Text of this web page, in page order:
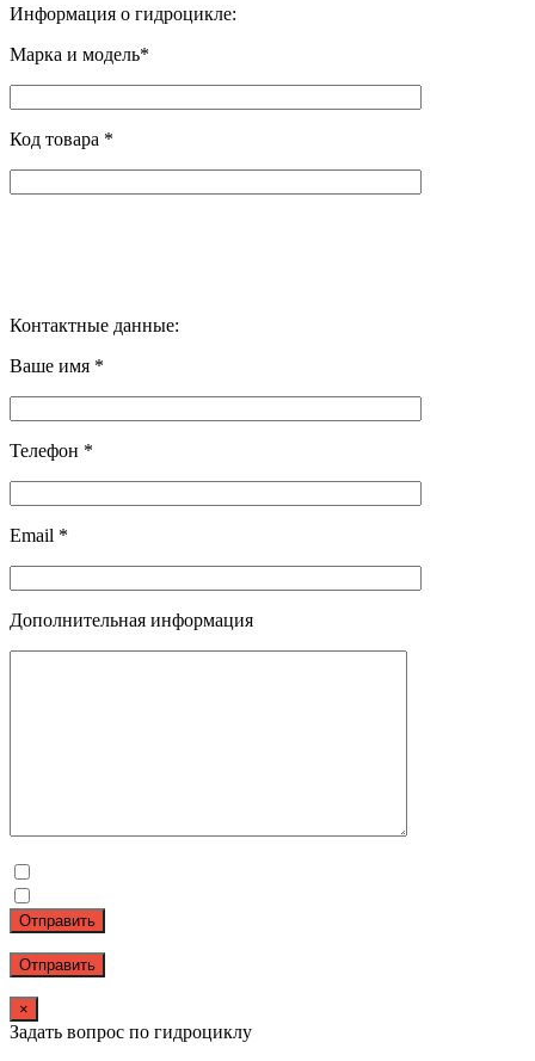
Информация о гидроцикле:
Марка и модель*
Код товара *
Контактные данные:
Ваше имя *
Телефон *
Email *
Дополнительная информация
Отправить
×
Задать вопрос по гидроциклу